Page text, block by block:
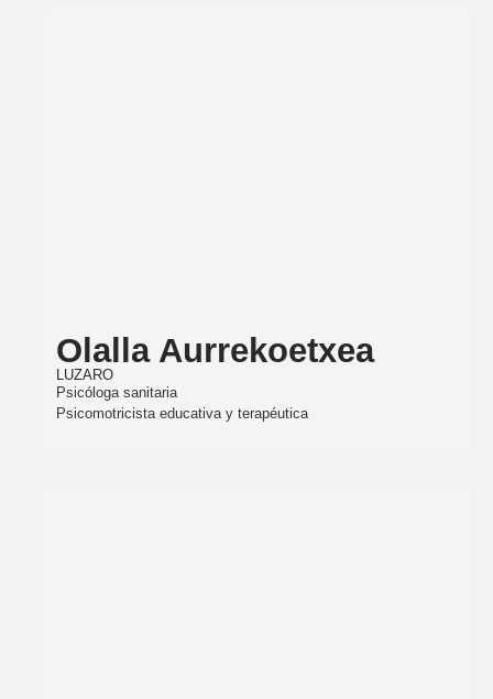
Olalla Aurrekoetxea
LUZARO
Psicóloga sanitaria
Psicomotricista educativa y terapéutica